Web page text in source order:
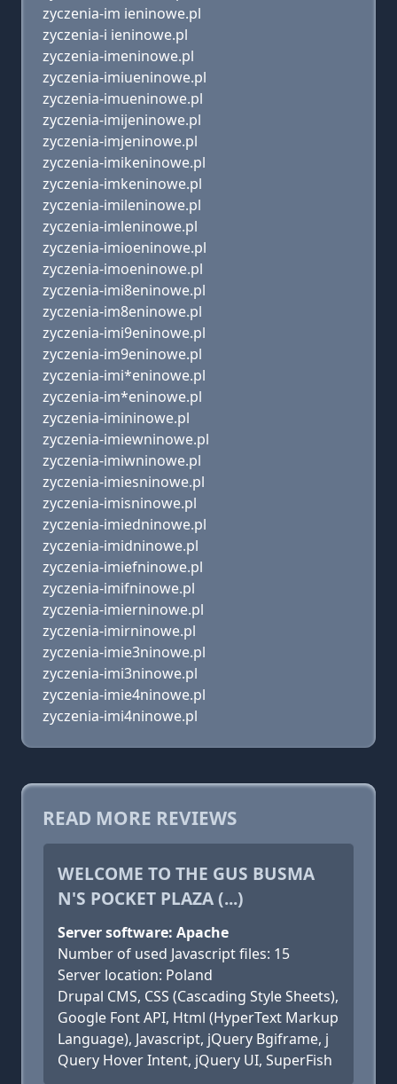
zyczenia-im ieninowe.pl
zyczenia-i ieninowe.pl
zyczenia-imeninowe.pl
zyczenia-imiueninowe.pl
zyczenia-imueninowe.pl
zyczenia-imijeninowe.pl
zyczenia-imjeninowe.pl
zyczenia-imikeninowe.pl
zyczenia-imkeninowe.pl
zyczenia-imileninowe.pl
zyczenia-imleninowe.pl
zyczenia-imioeninowe.pl
zyczenia-imoeninowe.pl
zyczenia-imi8eninowe.pl
zyczenia-im8eninowe.pl
zyczenia-imi9eninowe.pl
zyczenia-im9eninowe.pl
zyczenia-imi*eninowe.pl
zyczenia-im*eninowe.pl
zyczenia-imininowe.pl
zyczenia-imiewninowe.pl
zyczenia-imiwninowe.pl
zyczenia-imiesninowe.pl
zyczenia-imisninowe.pl
zyczenia-imiedninowe.pl
zyczenia-imidninowe.pl
zyczenia-imiefninowe.pl
zyczenia-imifninowe.pl
zyczenia-imierninowe.pl
zyczenia-imirninowe.pl
zyczenia-imie3ninowe.pl
zyczenia-imi3ninowe.pl
zyczenia-imie4ninowe.pl
zyczenia-imi4ninowe.pl
READ MORE REVIEWS
WELCOME TO THE GUS BUSMA
N'S POCKET PLAZA (...)
Server software: Apache
Number of used Javascript files: 15
Server location: Poland
Drupal CMS, CSS (Cascading Style Sheets),
Google Font API, Html (HyperText Markup
Language), Javascript, jQuery Bgiframe, j
Query Hover Intent, jQuery UI, SuperFish